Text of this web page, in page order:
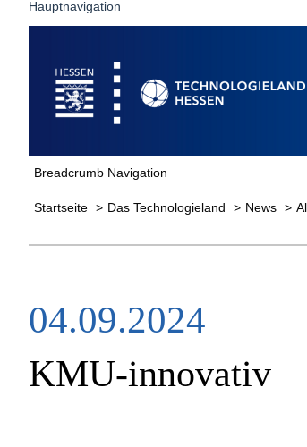
Hauptnavigation
Startseite
Breadcrumb Navigation
Startseite Das Technologieland News
04.09.2024
KMU-innovativ